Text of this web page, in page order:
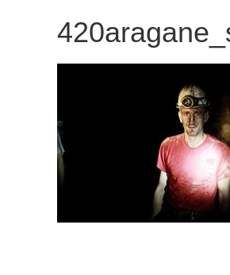
た
映
こ
の
街
で